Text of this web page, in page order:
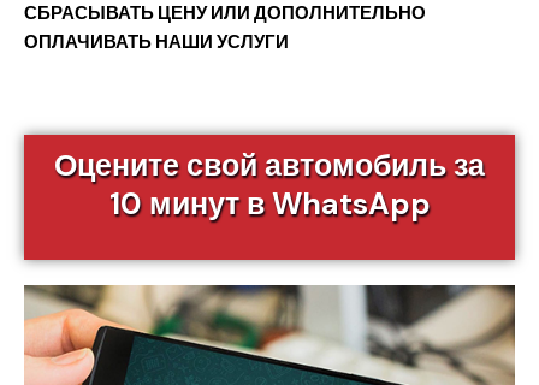
СБРАСЫВАТЬ ЦЕНУ ИЛИ ДОПОЛНИТЕЛЬНО
ОПЛАЧИВАТЬ НАШИ УСЛУГИ
Оцените свой автомобиль за
10 минут в WhatsApp